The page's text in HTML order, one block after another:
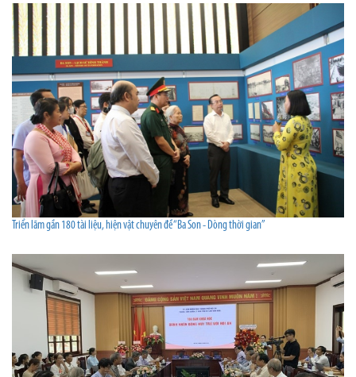
Triển lãm gần 180 tài liệu, hiện vật chuyên đề “Ba Son - Dòng thời gian”